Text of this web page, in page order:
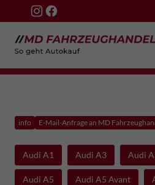
info E-Mail-Anfrage an MD
Audi A1 Audi A3 Audi
Audi A5 Audi A5 Avant